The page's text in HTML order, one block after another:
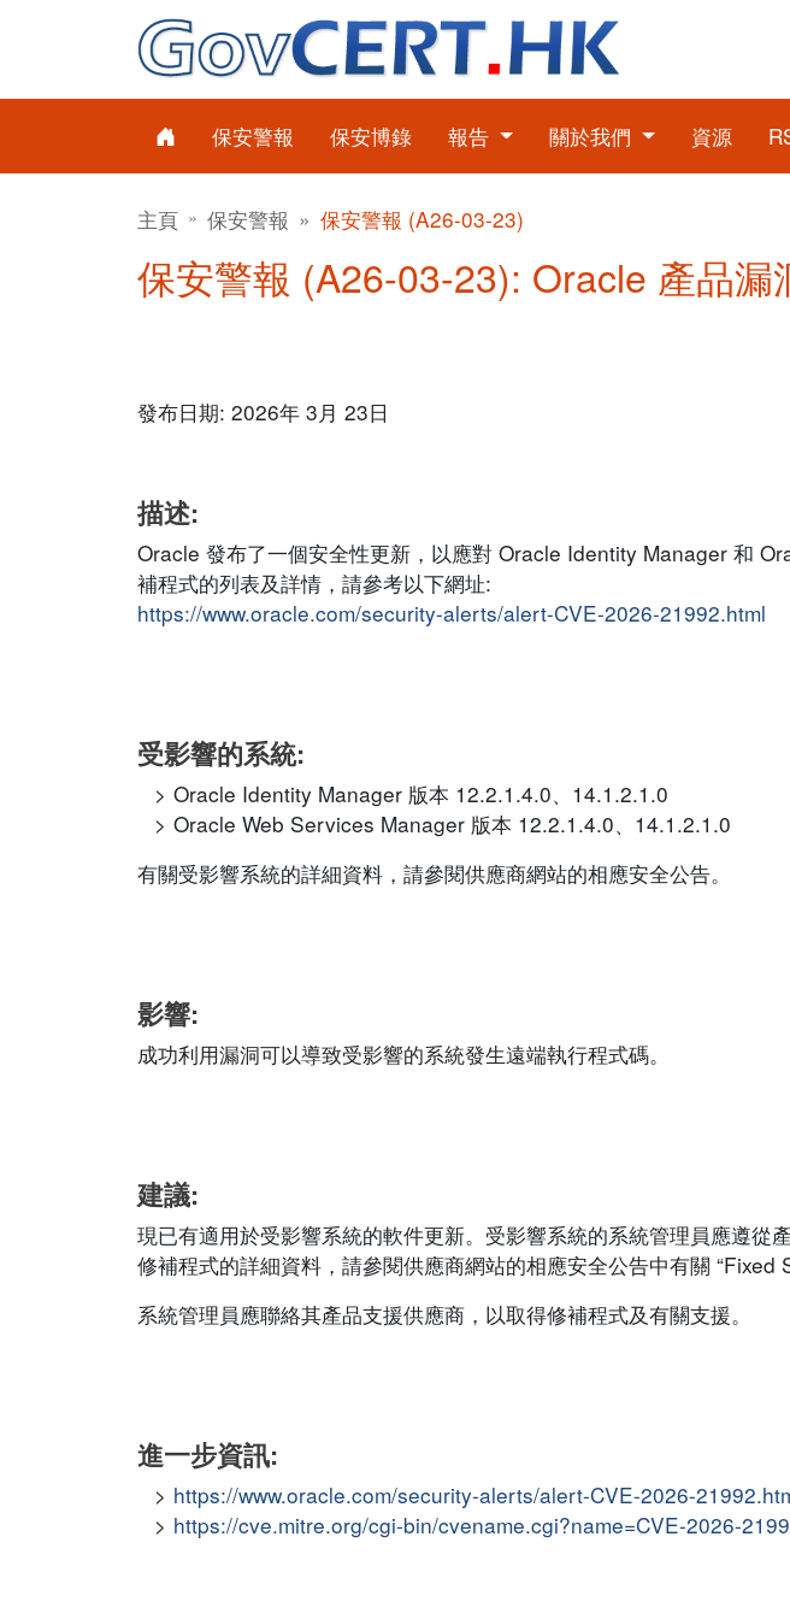
保安警報 保安博錄 報告 關於我們 資源
主頁 保安警報 保安警報 (A26-03-23)
保安警報 (A26-03-23): Oracle 產品漏
發布日期: 2026年 3月 23日
描述:
Oracle 發布了一個安全性更新，以應對 Oracle Identity Manager 和
補程式的列表及詳情，請參考以下網址:
https://www.oracle.com/security-alerts/alert-CVE-2026-21992.html
受影響的系統:
Oracle Identity Manager 版本 12.2.1.4.0、14.1.2.1.0
Oracle Web Services Manager 版本 12.2.1.4.0、14.1.2.1.0
有關受影響系統的詳細資料，請參閱供應商網站的相應安全公告。
影響:
成功利用漏洞可以導致受影響的系統發生遠端執行程式碼。
建議:
現已有適用於受影響系統的軟件更新。受影響系統的系統管理員應遵從
修補程式的詳細資料，請參閱供應商網站的相應安全公告中有關 “Fixed
系統管理員應聯絡其產品支援供應商，以取得修補程式及有關支援。
進一步資訊:
https://www.oracle.com/security-alerts/alert-CVE-2026-
https://cve.mitre.org/cgi-bin/cvename.cgi?name=CVE-2026-